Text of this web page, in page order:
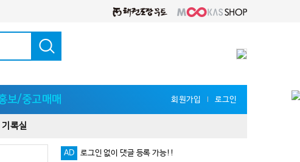
보/중고매매 회원가입 l 로그인
기록실
AD 로그인 없이 댓글 등록 가능!!